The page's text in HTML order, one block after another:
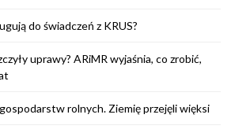
do świadczeń z KRUS?
uprawy? ARiMR wyjaśnia, co zrobić,
rolnych. Ziemię przejęli więksi